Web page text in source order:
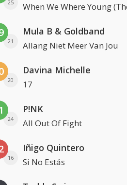
25 When We Where Young
21
Mula B & Goldband
Allang Niet Meer Van Jou
20
Davina Michelle
17
24
P!NK
All Out Of Fight
16
Iñigo Quintero
Si No Estás